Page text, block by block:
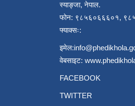
स्याङ्जा, नेपाल.
फोन: ९८५६०६६६०१,
फ्याक्सः:
इमेल:
वेबसाइट:
FACEBOOK
TWITTER